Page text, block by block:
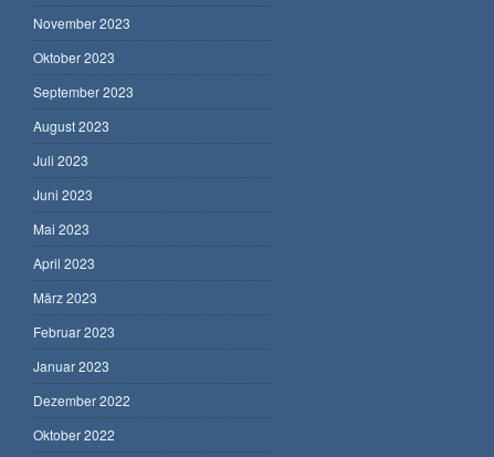
November 2023
Oktober 2023
September 2023
August 2023
Juli 2023
Juni 2023
Mai 2023
April 2023
März 2023
Februar 2023
Januar 2023
Dezember 2022
Oktober 2022